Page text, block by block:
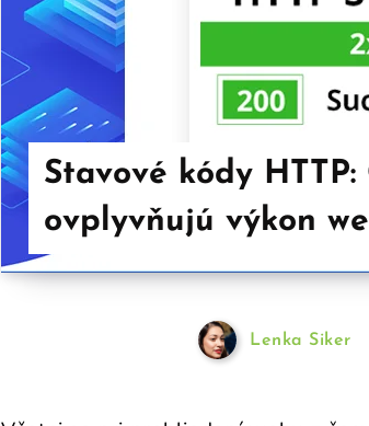
Stavové kódy
ovplyvňujú výkon
Lenka Siker